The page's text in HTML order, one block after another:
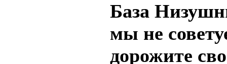
База
мы не
дорожите